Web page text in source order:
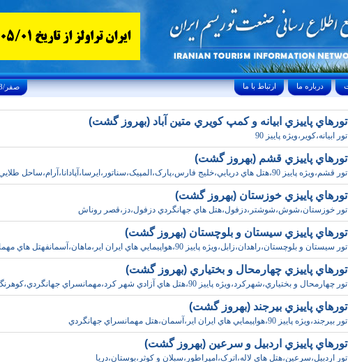
Thursday, August 6, 2026 23/صفر/1448 ارتباط با ما درباره ما
تورهاي پاييزي ابيانه و کمپ کويري متين آباد (بهروز گشت)
تور ابيانه،کوير،ويژه پاييز 90
تورهاي پاييزي قشم (بهروز گشت)
تور قشم،ويژه پاييز 90،هتل هاي دريايي،خليج فارس،پارک،المپيک،سناتور،ايرسا،آپادانا،آرام،ساحل طلايي
تورهاي پاييزي خوزستان (بهروز گشت)
تور خوزستان،شوش،شوشتر،دزفول،هتل هاي جهانگردي دزفول،دز،قصر روناش
تورهاي پاييزي سيستان و بلوچستان (بهروز گشت)
تور سيستان و بلوچستان،راهدان،زابل،ويژه پاييز 90،هواپيمايي هاي ايران اير،ماهان،آسمانفهتل هاي مهمانسرا
تورهاي پاييزي چهارمحال و بختياري (بهروز گشت)
تور چهارمحال و بختياري،شهرکرد،ويژه پاييز 90،هتل هاي آزادي شهر کرد،مهمانسراي جهانگردي،کوهرنگ
تورهاي پاييزي بيرجند (بهروز گشت)
تور بيرجند،ويژه پاييز 90،هواپيمايي هاي ايران اير،آسمان،هتل مهمانسراي جهانگردي
تورهاي پاييزي اردبيل و سرعين (بهروز گشت)
تور اردبيل،سرعين،هتل هاي لاله،اترک،امپراطور،سبلان و کوثر،بوستان،دريا